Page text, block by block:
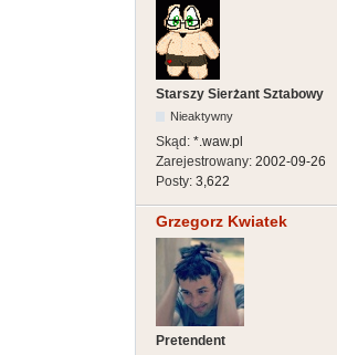
Starszy Sierżant Sztabowy
Nieaktywny
Skąd: *.waw.pl
Zarejestrowany: 2002-09-26
Posty: 3,622
Grzegorz Kwiatek
Pretendent